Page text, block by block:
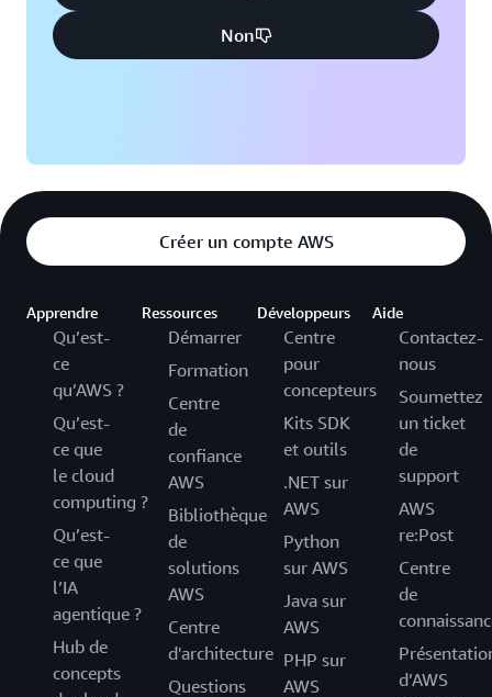
Non
Créer un compte AWS
Apprendre
Qu’est-
ce
qu’AWS ?
Qu’est-
ce que
le cloud
computing ?
Qu’est-
ce que
l’IA
agentique ?
Hub de
concepts
Ressources
Démarrer
Formation
Centre
de
confiance
AWS
Bibliothèque
de
solutions
AWS
Centre
d'architecture
Questions
Développeurs
Centre
pour
concepteurs
Kits SDK
et outils
.NET sur
AWS
Python
sur AWS
Java sur
AWS
PHP sur
AWS
Aide
Contactez-
nous
Soumettez
un ticket
de
support
AWS
re:Post
Centre
de
d’AWS